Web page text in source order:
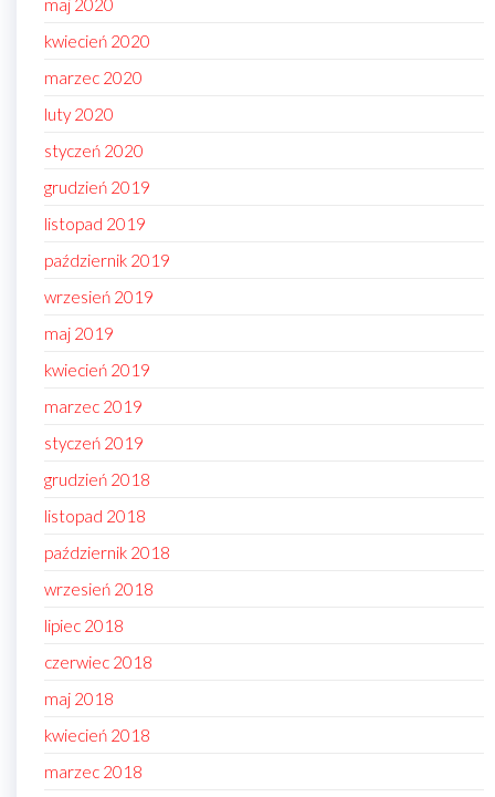
maj 2020
kwiecień 2020
marzec 2020
luty 2020
styczeń 2020
grudzień 2019
listopad 2019
październik 2019
wrzesień 2019
maj 2019
kwiecień 2019
marzec 2019
styczeń 2019
grudzień 2018
listopad 2018
październik 2018
wrzesień 2018
lipiec 2018
czerwiec 2018
maj 2018
kwiecień 2018
marzec 2018